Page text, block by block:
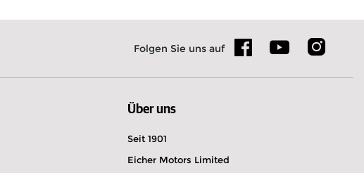
Folgen Sie uns auf
Über uns
Seit 1901
Eicher Motors Limited